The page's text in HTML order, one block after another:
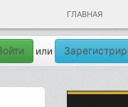
ГЛАВНАЯ
или